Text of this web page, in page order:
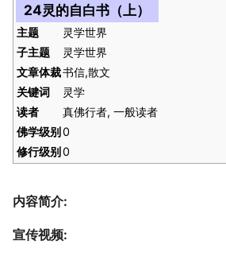
24灵的自白书（上）
主题
灵学世界
子主题
灵学世界
文章体裁书信,散文
关键词
灵学
读者
真佛行者, 一般读者
佛学级别0
修行级别0
内容简介:
宣传视频: